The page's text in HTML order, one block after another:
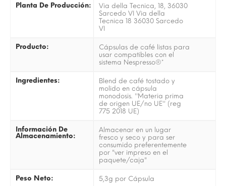
Planta De Producción:
Via della Tecnica, 18, 36030
Sarcedo VI Via della
Tecnica 18 36030 Sarcedo
VI
Producto:
Cápsulas de café listas para
usar compatibles con el
sistema Nespresso®*
Ingredientes:
Blend de café tostado y
molido en cápsula
monodosis. ''Materia prima
de origen UE/no UE'' (reg
775 2018 UE)
Información De
Almacenamiento:
Almacenar en un lugar
fresco y seco y para ser
consumido preferentemente
por "ver impreso en el
paquete/caja"
Peso Neto: 5,3g por Cápsula